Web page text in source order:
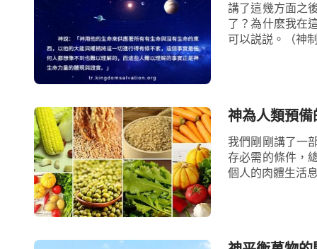
講了這幾方面之
了？為什麽我在
可以説説。（神
神為人類預
我們剛剛講了一
存必需的條件，
個人的肉體生活